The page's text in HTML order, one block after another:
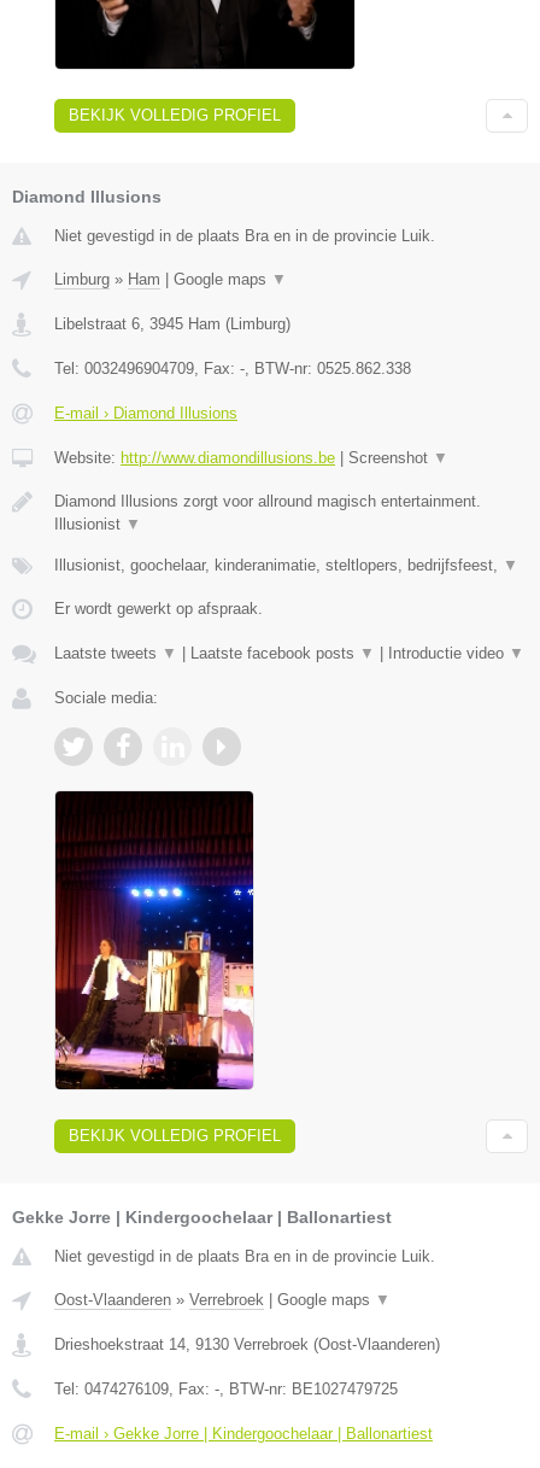
BEKIJK VOLLEDIG PROFIEL
Diamond Illusions
Niet gevestigd in de plaats Bra en in de provincie Luik.
Limburg » Ham Google maps ▼
Libelstraat 6, 3945 Ham (Limburg)
Tel: 0032496904709, Fax: -, BTW-nr: 0525.862.338
E-mail › Diamond Illusions
Website: http://www.diamondillusions.be Screenshot ▼
Diamond Illusions zorgt voor allround magisch entertainment.
Illusionist ▼
Illusionist, goochelaar, kinderanimatie, steltlopers, bedrijfsfeest, ▼
Er wordt gewerkt op afspraak.
Laatste tweets ▼ Laatste facebook posts ▼ Introductie video ▼
Sociale media:
BEKIJK VOLLEDIG PROFIEL
Gekke Jorre | Kindergoochelaar | Ballonartiest
Niet gevestigd in de plaats Bra en in de provincie Luik.
Oost-Vlaanderen » Verrebroek Google maps ▼
Drieshoekstraat 14, 9130 Verrebroek (Oost-Vlaanderen)
Tel: 0474276109, Fax: -, BTW-nr: BE1027479725
E-mail › Gekke Jorre | Kindergoochelaar | Ballonartiest